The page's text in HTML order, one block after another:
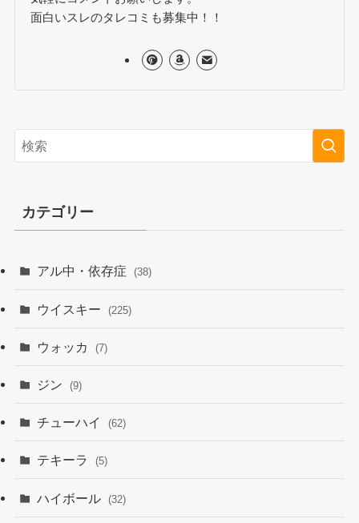
面白いスレのタレコミも募集中！！
カテゴリー
アル中・依存症 (38)
ウイスキー (225)
ウォッカ (7)
ジン (9)
チューハイ (62)
テキーラ (5)
ハイボール (32)